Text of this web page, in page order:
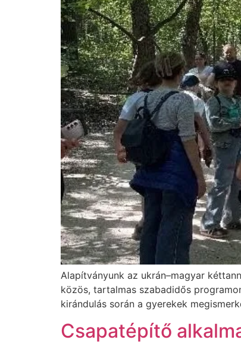
Alapítványunk az ukrán–magyar
közös, tartalmas szabadidős
kirándulás során a gyerekek
Csapatépítő